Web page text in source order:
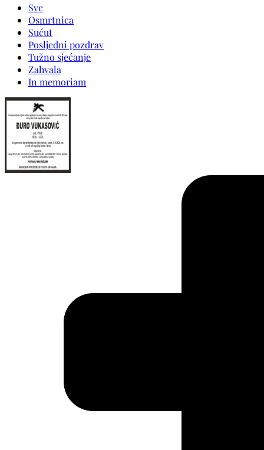
Sve
Osmrtnica
Sućut
Posljedni pozdrav
Tužno sjećanje
Zahvala
In memoriam